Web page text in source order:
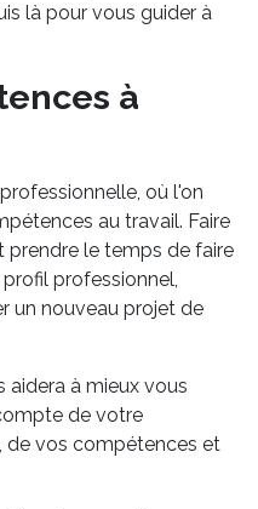
là pour vous guider à
à
où l'on
au travail. Faire
prendre le temps de faire
professionnel,
un nouveau projet de
aidera à mieux vous
de votre
de vos compétences et